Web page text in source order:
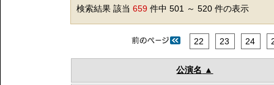
検索結果 該当659 件中 501 ～ 520 件の表示
22 23 24
公演名